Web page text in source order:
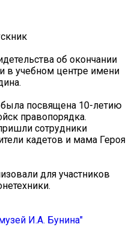
об окончании
в учебном центре имени
посвящена 10-летию
правопорядка.
сотрудники
кадетов и мама Героя
для участников
И.А. Бунина"